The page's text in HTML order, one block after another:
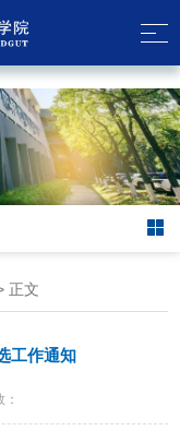
方网站
正文
工作通知